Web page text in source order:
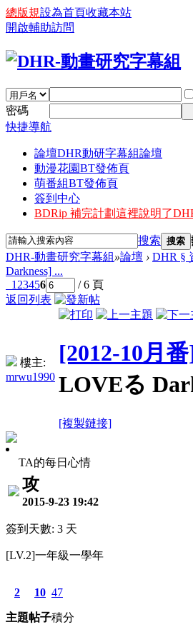
總版規設為首頁收藏本站
開啟輔助訪問
密碼
快捷導航
論壇DHR動研字幕組論壇
動漫花園BT發佈頁
萌番組BT發佈頁
簽到中心
BDRip 補完計劃這裡說明了
搜索 搜索
DHR-動畫研究字幕組»論壇 › DHR §
Darkness] ...
1 23456
/ 6 頁
返回列表
樓主:
mrwu1990
[2012-10月
LOVEる
[複製鏈接]
TA的每日心情
攻
2015-9-23 19:42
簽到天數: 3 天
[LV.2]一年級一學年
2
主題
10
帖子
47
積分